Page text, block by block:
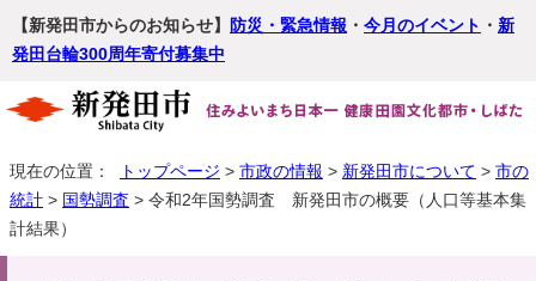
【新発田市からのお知らせ】 防災・緊急情報 ・ 今月のイベント ・ 新
発田台輪300周年寄付募集中
現在の位置： トップページ > 市政の情報 > 新発田市について > 市の
統計 > 国勢調査 > 令和2年国勢調査 新発田市の概要（人口等基本集
計結果）